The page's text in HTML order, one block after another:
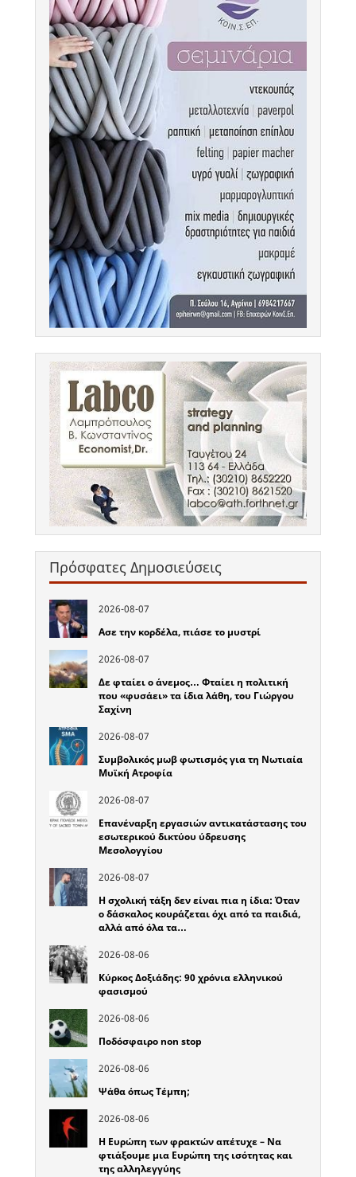
Πρόσφατες Δημοσιεύσεις
2026-08-07
Ασε την κορδέλα, πιάσε το μυστρί
2026-08-07
Δε φταίει ο άνεμος… Φταίει η πολιτική
που «φυσάει» τα ίδια λάθη, του Γιώργου
Σαχίνη
2026-08-07
Συμβολικός μωβ φωτισμός για τη Νωτιαία
Μυϊκή Ατροφία
2026-08-07
Επανέναρξη εργασιών αντικατάστασης του
εσωτερικού δικτύου ύδρευσης
Μεσολογγίου
2026-08-07
Η σχολική τάξη δεν είναι πια η ίδια: Όταν
ο δάσκαλος κουράζεται όχι από τα παιδιά,
αλλά από όλα τα…
2026-08-06
Κύρκος Δοξιάδης: 90 χρόνια ελληνικού
φασισμού
2026-08-06
Ποδόσφαιρο non stop
2026-08-06
Ψάθα όπως Τέμπη;
2026-08-06
Η Ευρώπη των φρακτών απέτυχε – Να
φτιάξουμε μια Ευρώπη της ισότητας και
της αλληλεγγύης